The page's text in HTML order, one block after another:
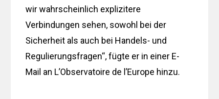
wir wahrscheinlich explizitere
Verbindungen sehen, sowohl bei der
Sicherheit als auch bei Handels- und
Regulierungsfragen“, fügte er in einer E-
Mail an L’Observatoire de l’Europe hinzu.